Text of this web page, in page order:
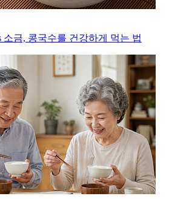
소금, 콩국수를 건강하게 먹는 법